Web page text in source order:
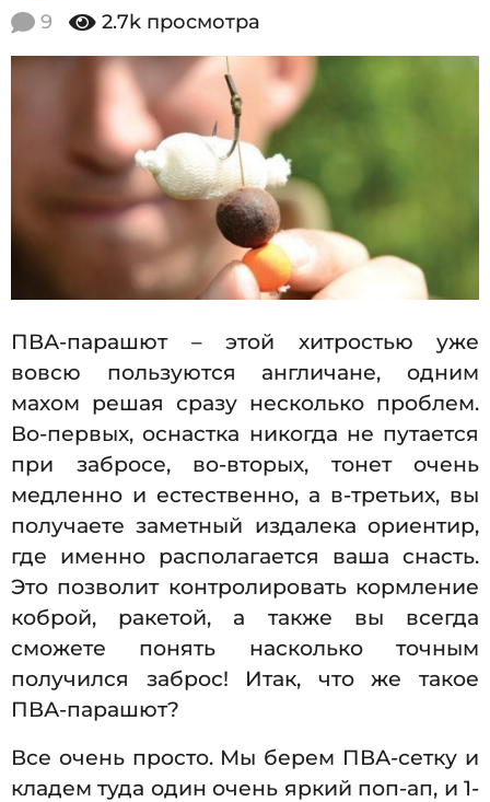
2
1
0
1
6
1
9 2.7k просмотра
ПВА-парашют – этой хитростью уже
вовсю пользуются англичане, одним
махом решая сразу несколько проблем.
Во-первых, оснастка никогда не путается
при забросе, во-вторых, тонет очень
медленно и естественно, а в-третьих, вы
получаете заметный издалека ориентир,
где именно располагается ваша снасть.
Это позволит контролировать кормление
коброй, ракетой, а также вы всегда
сможете понять насколько точным
получился заброс! Итак, что же такое
ПВА-парашют?
Все очень просто. Мы берем ПВА-сетку и
кладем туда один очень яркий поп-ап, и 1-